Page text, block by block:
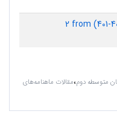
2 from (401-
متوسطه دوم،مقالات ماهنامه‌های